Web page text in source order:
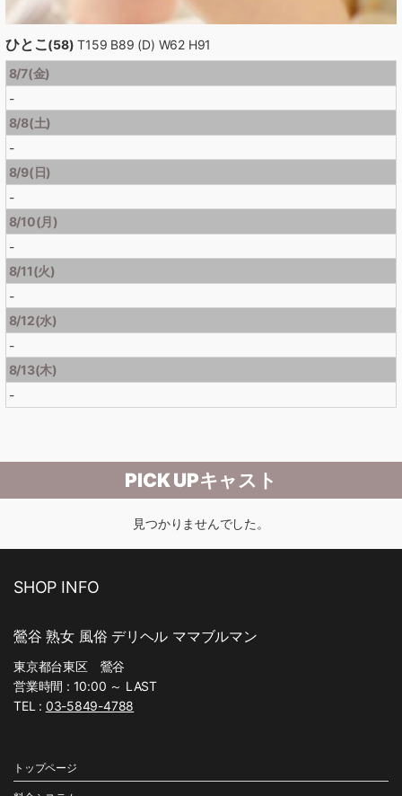
ひとこ(58) T159 B89 (D) W62 H91
8/7(金)
-
8/8(土)
-
8/9(日)
-
8/10(月)
-
8/11(火)
-
8/12(水)
-
8/13(木)
-
PICK UPキャスト
見つかりませんでした。
SHOP INFO
鶯谷 熟女 風俗 デリヘル ママブルマン
東京都台東区 鶯谷
営業時間 : 10:00 ～ LAST
TEL : 03-5849-4788
トップページ